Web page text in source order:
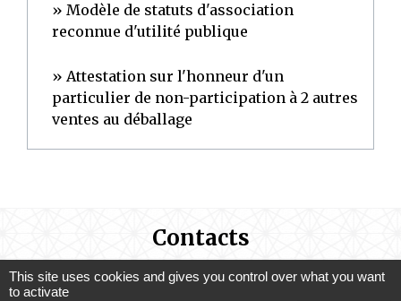
Modèle de statuts d'association
reconnue d'utilité publique
Attestation sur l'honneur d'un
particulier de non-participation à 2 autres
ventes au déballage
Contacts
Commune de Saint-Germain-des-Prés
This site uses cookies and gives you control over what you want
to activate